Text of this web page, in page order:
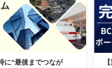
に“最後までつなが